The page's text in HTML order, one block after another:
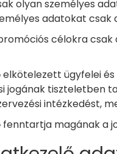
olyan személyes
adatokat csak
célokra
elkötelezett ügyfelei
jogának tiszteletben
intézkedést,
fenntartja magának a